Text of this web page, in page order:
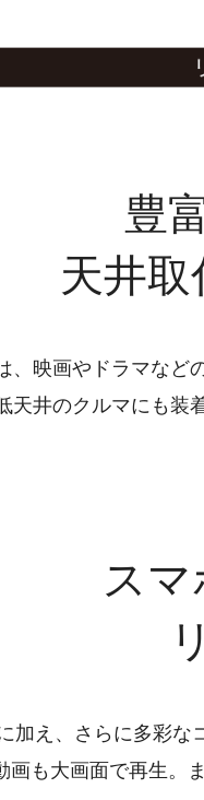
豊
天井
、映画やドラマな
天井のクルマにも
ス
加え、さらに多彩
画も大画面で再生。